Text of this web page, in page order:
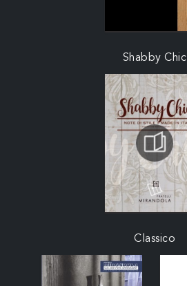
Shabby Chic
Classico